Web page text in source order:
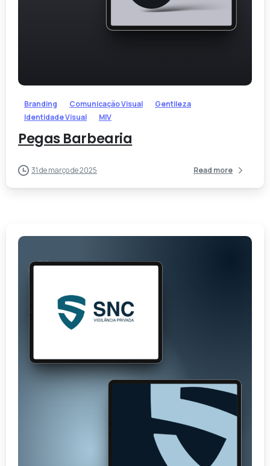
Branding Comunicação Visual
Gentileza
Identidade Visual
MIV
Pegas Barbearia
31 de março de 2025 Read more